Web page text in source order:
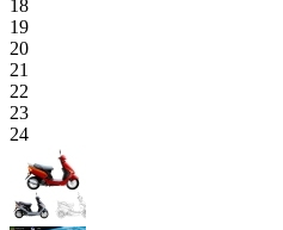
18
19
20
21
22
23
24